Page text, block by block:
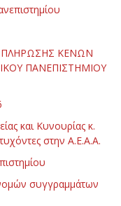
ΚΕΝΩΝ
ΠΑΝΕΠΙΣΤΗΜΙΟΥ
και Κυνουρίας κ.
στην Α.Ε.Α.Α.
συγγραμμάτων